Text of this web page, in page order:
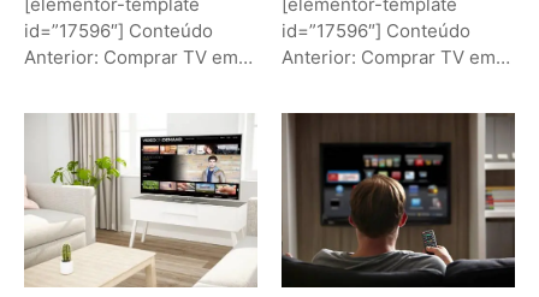
id=”17596″] Conteúdo
Anterior: Comprar TV em
Conteúdo: Sobremesa de...
id=”17596″] Conteúdo
Anterior: Comprar TV em
Comprar TV...